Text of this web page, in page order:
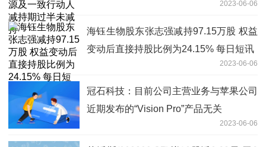
2023-06-06
海钰生物股东张志强减持97.15万股 权益
变动后直接持股比例为24.15% 每日短讯
2023-06-06
冠石科技：目前公司主营业务与苹果公司
近期发布的“Vision Pro”产品无关
2023-06-06